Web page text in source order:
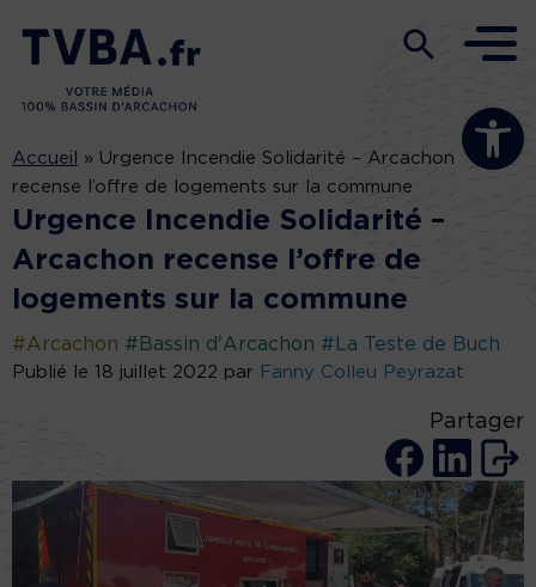
Ouvrir la
Accueil » Urgence Incendie Solidarité – Arcachon
recense l’offre de logements sur la commune
Urgence Incendie Solidarité –
Arcachon recense l’offre de
logements sur la commune
#Arcachon #Bassin d'Arcachon #La Teste de Buch
Publié le 18 juillet 2022 par Fanny Colleu Peyrazat
Partager